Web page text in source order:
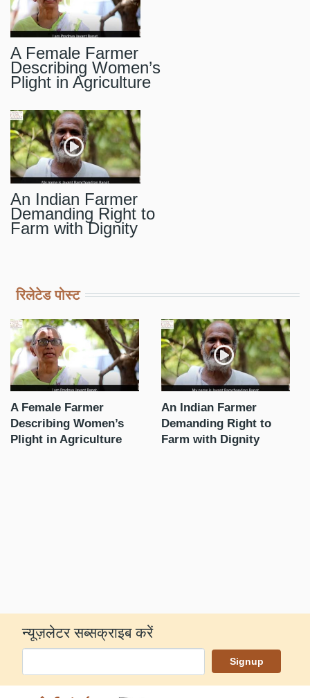
A Female Farmer
Describing Women’s
Plight in Agriculture
An Indian Farmer
Demanding Right to
Farm with Dignity
रिलेटेड पोस्ट
A Female Farmer
Describing Women’s
Plight in Agriculture
An Indian Farmer
Demanding Right to
Farm with Dignity
न्यूज़लेटर सब्सक्राइब करें